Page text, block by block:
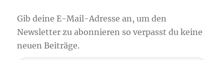
Gib deine E-Mail-Adresse ein ...